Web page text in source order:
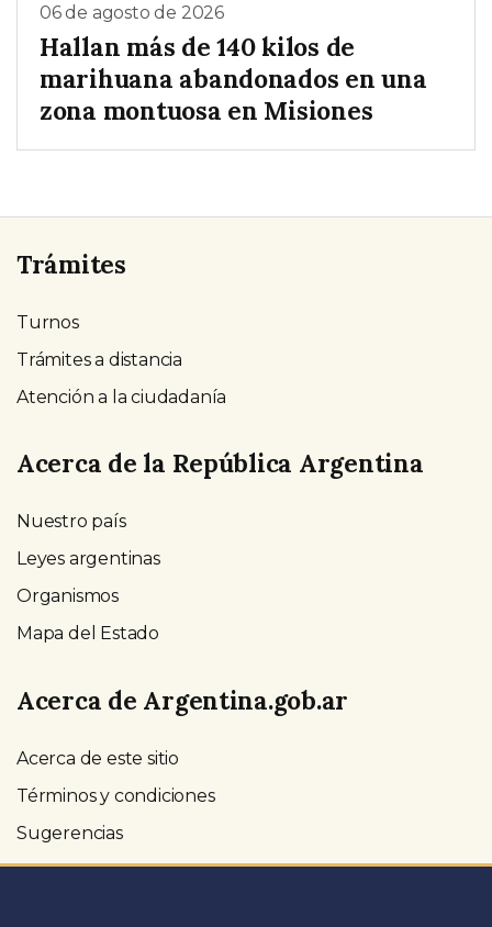
06 de agosto de 2026
Hallan más de 140 kilos de
marihuana abandonados en una
zona montuosa en Misiones
Trámites
Turnos
Trámites a distancia
Atención a la ciudadanía
Acerca de la República Argentina
Nuestro país
Leyes argentinas
Organismos
Mapa del Estado
Acerca de Argentina.gob.ar
Acerca de este sitio
Términos y condiciones
Sugerencias